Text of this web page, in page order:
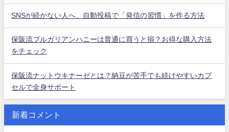
SNSが続かない人へ、自動投稿で「発信の習慣」を作る方法
保阪流ブルガリアンハニーは普通に買うと損？お得な購入方法
をチェック
保阪流ナットウキナーゼとは？納豆が苦手でも続けやすいカプ
セルで全身サポート
新着コメント